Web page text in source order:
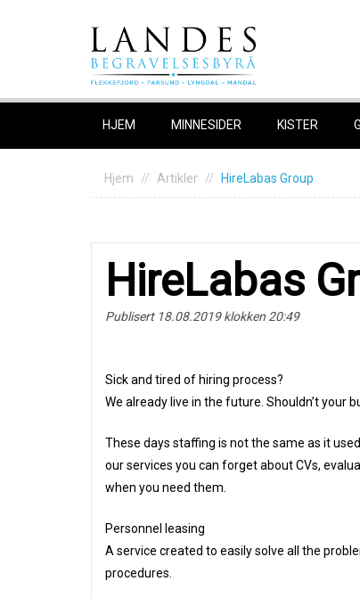
HJEM MINNESIDER KISTER
Hjem Artikler HireLabas Group
HireLabas
Publisert 18.08.2019 klokken 20:49
Sick and tired of hiring process?
We already live in the future. Shouldn’t your
These days staffing is not the same as it
our services you can forget about CVs,
when you need them.
Personnel leasing
A service created to easily solve all the
procedures.